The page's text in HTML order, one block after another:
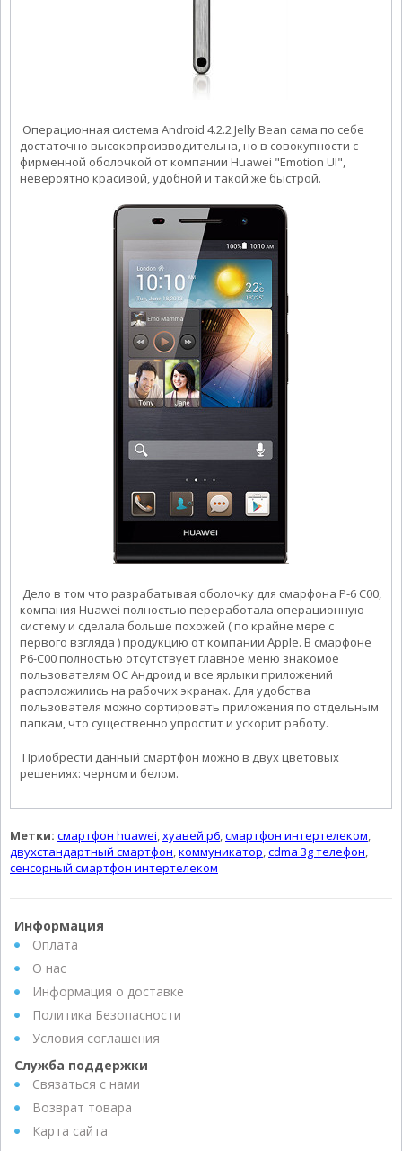
Операционная система Android 4.2.2 Jelly Bean сама по себе
достаточно высокопроизводительна, но в совокупности с
фирменной оболочкой от компании Huawei "Emotion UI",
невероятно красивой, удобной и такой же быстрой.
Дело в том что разрабатывая оболочку для смарфона P-6 C00,
компания Huawei полностью переработала операционную
систему и сделала больше похожей ( по крайне мере с
первого взгляда ) продукцию от компании Apple. В смарфоне
P6-C00 полностью отсутствует главное меню знакомое
пользователям ОС Андроид и все ярлыки приложений
расположились на рабочих экранах. Для удобства
пользователя можно сортировать приложения по отдельным
папкам, что существенно упростит и ускорит работу.
Приобрести данный смартфон можно в двух цветовых
решениях: черном и белом.
Метки: смартфон huawei,хуавей p6,смартфон интертелеком,
двухстандартный смартфон,коммуникатор,cdma 3g телефон,
сенсорный смартфон интертелеком
Информация
Оплата
О нас
Информация о доставке
Политика Безопасности
Условия соглашения
Служба поддержки
Связаться с нами
Возврат товара
Карта сайта